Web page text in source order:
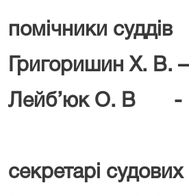
помічники суддів
Григоришин Х. В.
Лейб’ юк О. В - з
cекретарі судових